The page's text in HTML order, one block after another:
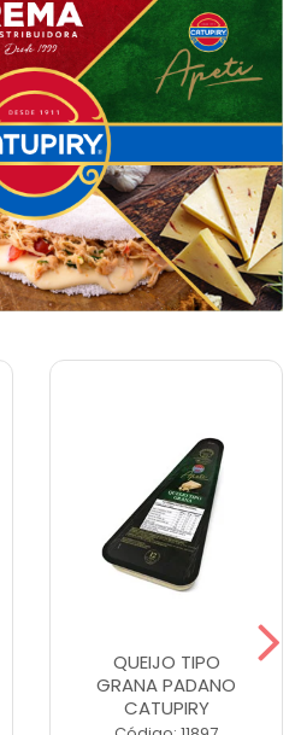
QUEIJO TIPO
GRANA PADANO
CATUPIRY